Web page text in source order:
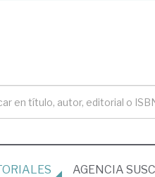
AGENCIA